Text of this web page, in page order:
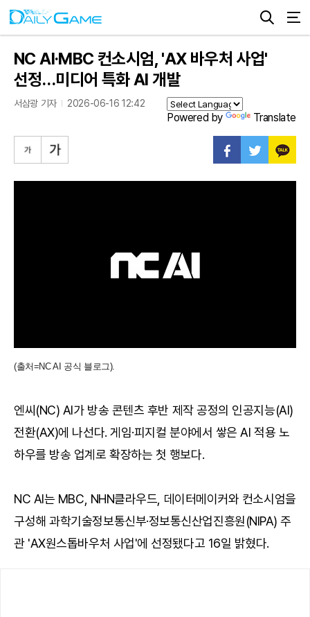
NC AI·MBC 컨소시엄, 'AX 바우처 사업'
선정…미디어 특화 AI 개발
서삼광 기자 2026-06-16 12:42
Powered by Translate
(출처=NC AI 공식 블로그).
엔씨(NC) AI가 방송 콘텐츠 후반 제작 공정의 인공지능(AI)
전환(AX)에 나선다. 게임·피지컬 분야에서 쌓은 AI 적용 노
하우를 방송 업계로 확장하는 첫 행보다.
NC AI는 MBC, NHN클라우드, 데이터메이커와 컨소시엄을
구성해 과학기술정보통신부·정보통신산업진흥원(NIPA) 주
관 'AX원스톱바우처 사업'에 선정됐다고 16일 밝혔다.